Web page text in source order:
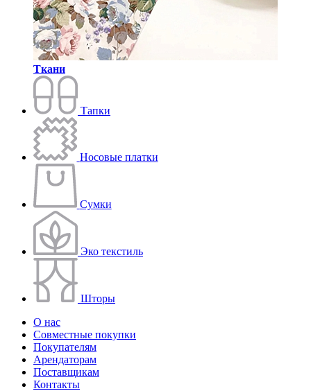
Ткани
Тапки
Носовые платки
Сумки
Эко текстиль
Шторы
О нас
Совместные покупки
Покупателям
Арендаторам
Поставщикам
Контакты